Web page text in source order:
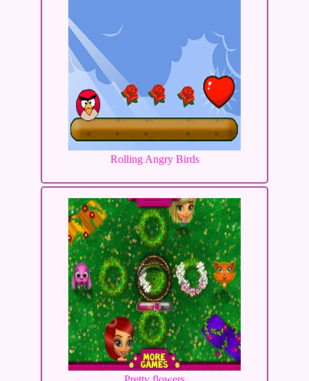
Rolling Angry Birds